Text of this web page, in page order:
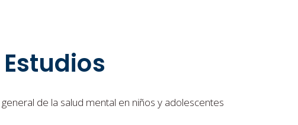
de la salud mental en niños y adolescentes